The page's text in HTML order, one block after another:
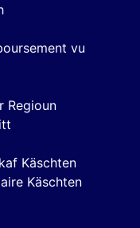
vu
Regioun
Käschten
Käschten